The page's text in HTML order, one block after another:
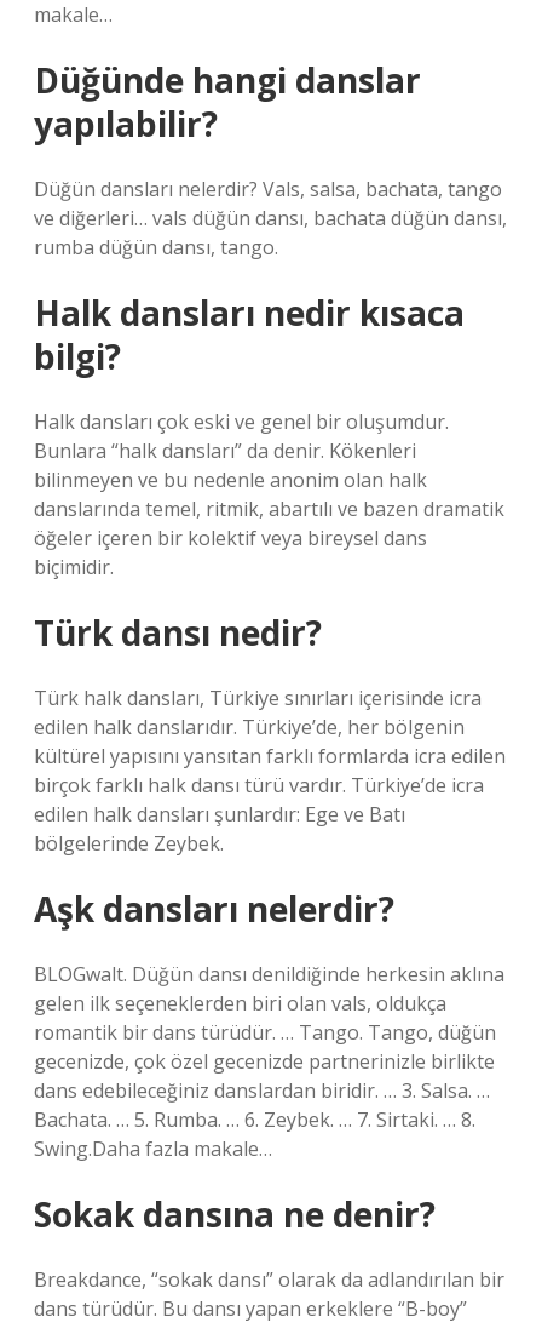
makale…
Düğünde hangi danslar
yapılabilir?
Düğün dansları nelerdir? Vals, salsa, bachata, tango
ve diğerleri… vals düğün dansı, bachata düğün dansı,
rumba düğün dansı, tango.
Halk dansları nedir kısaca
bilgi?
Halk dansları çok eski ve genel bir oluşumdur.
Bunlara “halk dansları” da denir. Kökenleri
bilinmeyen ve bu nedenle anonim olan halk
danslarında temel, ritmik, abartılı ve bazen dramatik
öğeler içeren bir kolektif veya bireysel dans
biçimidir.
Türk dansı nedir?
Türk halk dansları, Türkiye sınırları içerisinde icra
edilen halk danslarıdır. Türkiye’de, her bölgenin
kültürel yapısını yansıtan farklı formlarda icra edilen
birçok farklı halk dansı türü vardır. Türkiye’de icra
edilen halk dansları şunlardır: Ege ve Batı
bölgelerinde Zeybek.
Aşk dansları nelerdir?
BLOGwalt. Düğün dansı denildiğinde herkesin aklına
gelen ilk seçeneklerden biri olan vals, oldukça
romantik bir dans türüdür. … Tango. Tango, düğün
gecenizde, çok özel gecenizde partnerinizle birlikte
dans edebileceğiniz danslardan biridir. … 3. Salsa. …
Bachata. … 5. Rumba. … 6. Zeybek. … 7. Sirtaki. … 8.
Swing.Daha fazla makale…
Sokak dansına ne denir?
Breakdance, “sokak dansı” olarak da adlandırılan bir
dans türüdür. Bu dansı yapan erkeklere “B-boy”